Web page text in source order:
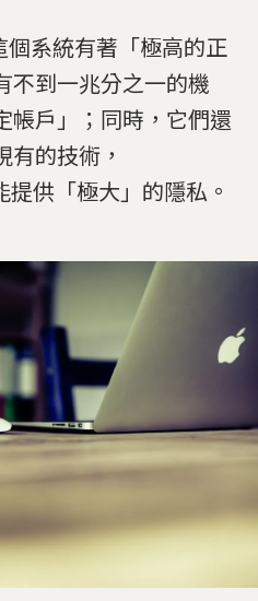
系統有著「極高的正
不到一兆分之一的機
帳戶」；同時，它們還
的技術，
供「極大」的隱私。